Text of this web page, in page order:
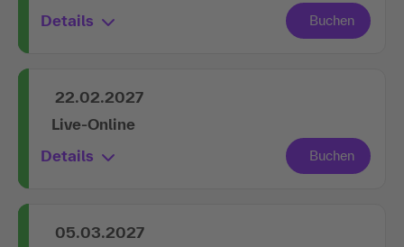
Details
22.02.2027
Live-Online
Details
05.03.2027